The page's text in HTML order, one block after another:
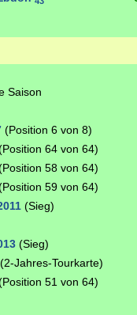
Saison
(Position 6 von 8)
64 von 64)
58 von 64)
59 von 64)
(Sieg)
(Sieg)
(2-Jahres-Tourkarte)
51 von 64)